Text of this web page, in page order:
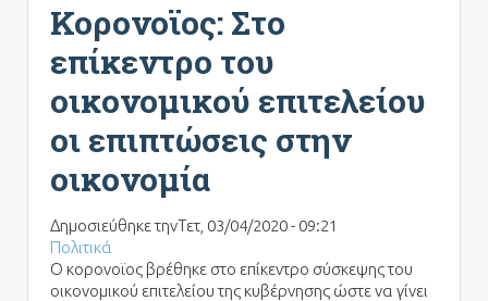
Κορονοϊος: Στο
επίκεντρο του
οικονομικού επιτελείου
οι επιπτώσεις στην
οικονομία
Δημοσιεύθηκε τηνΤετ, 03/04/2020 - 09:21
Πολιτικά
Ο κορονοϊος βρέθηκε στο επίκεντρο σύσκεψης του
οικονομικού επιτελείου της κυβέρνησης ώστε να γίνει